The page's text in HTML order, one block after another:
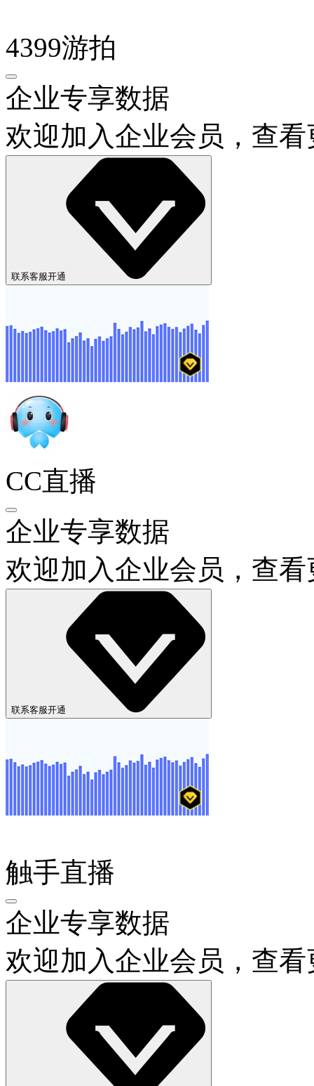
4399游拍
企业专享数据
欢迎加入企业会员，查
CC直播
企业专享数据
欢迎加入企业会员，查
触手直播
企业专享数据
欢迎加入企业会员，查